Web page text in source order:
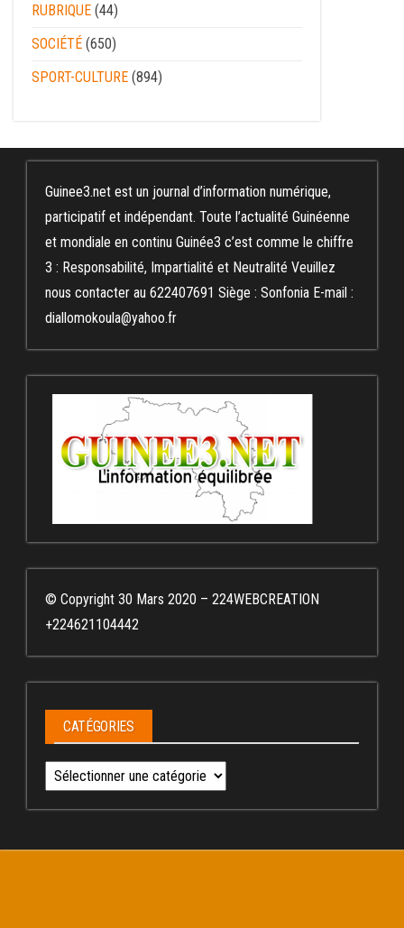
RUBRIQUE (44)
SOCIÉTÉ (650)
SPORT-CULTURE (894)
Guinee3.net est un journal d’information numérique,
participatif et indépendant. Toute l’actualité Guinéenne
et mondiale en continu Guinée3 c’est comme le chiffre
3 : Responsabilité, Impartialité et Neutralité Veuillez
nous contacter au 622407691 Siège : Sonfonia E-mail :
diallomokoula@yahoo.fr
© Copyright 30 Mars 2020 – 224WEBCREATION
+224621104442
CATÉGORIES
Catégories